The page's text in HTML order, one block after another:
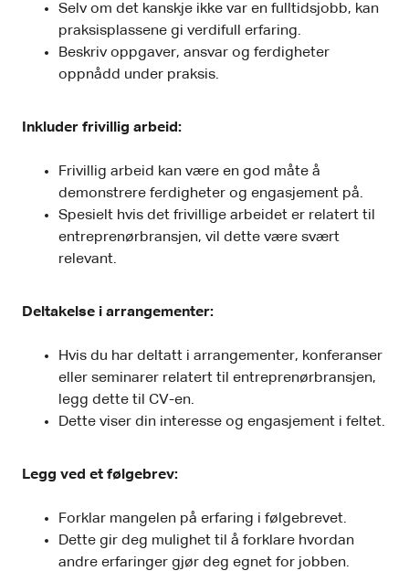
Selv om det kanskje ikke var en fulltidsjobb, kan
praksisplassene gi verdifull erfaring.
Beskriv oppgaver, ansvar og ferdigheter
oppnådd under praksis.
Inkluder frivillig arbeid:
Frivillig arbeid kan være en god måte å
demonstrere ferdigheter og engasjement på.
Spesielt hvis det frivillige arbeidet er relatert til
entreprenørbransjen, vil dette være svært
relevant.
Deltakelse i arrangementer:
Hvis du har deltatt i arrangementer, konferanser
eller seminarer relatert til entreprenørbransjen,
legg dette til CV-en.
Dette viser din interesse og engasjement i feltet.
Legg ved et følgebrev:
Forklar mangelen på erfaring i følgebrevet.
Dette gir deg mulighet til å forklare hvordan
andre erfaringer gjør deg egnet for jobben.